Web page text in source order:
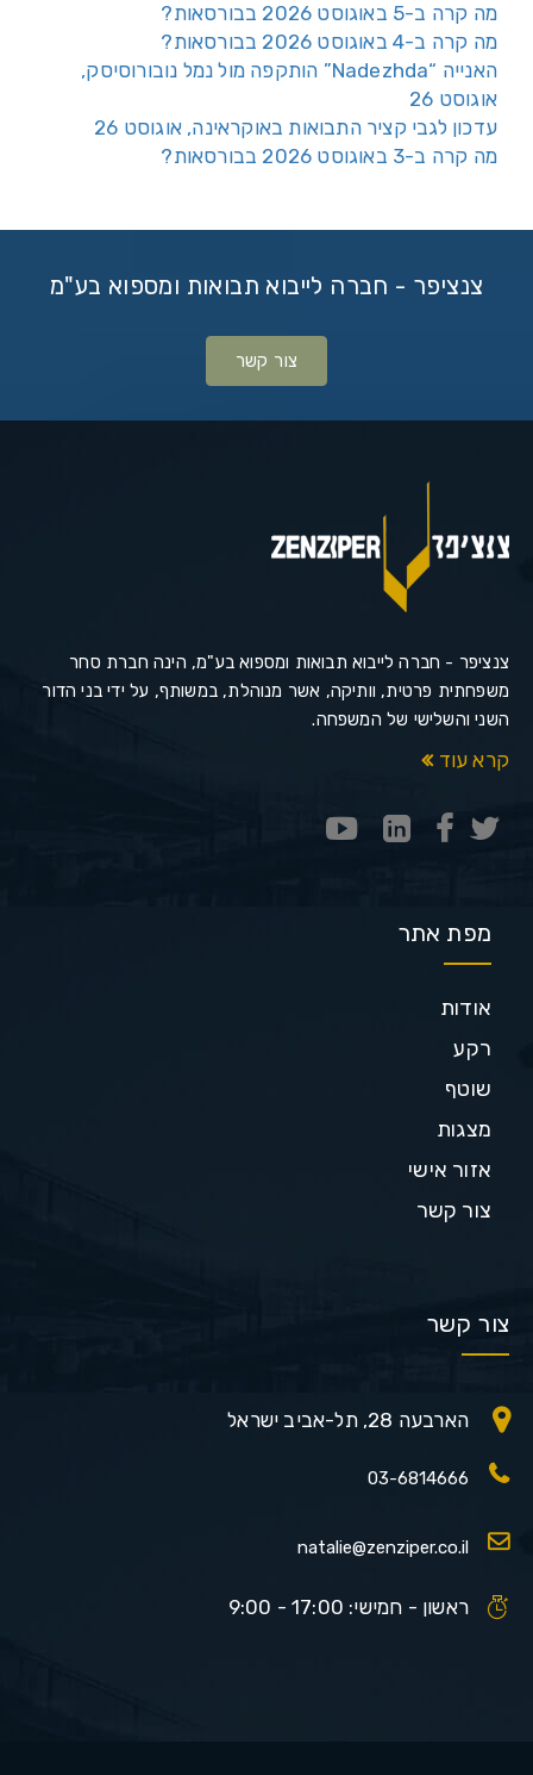
מה קרה ב-5 באוגוסט 2026 בבורסאות?
מה קרה ב-4 באוגוסט 2026 בבורסאות?
האנייה “Nadezhda” הותקפה מול נמל נובורוסיסק,
אוגוסט 26
עדכון לגבי קציר התבואות באוקראינה, אוגוסט 26
מה קרה ב-3 באוגוסט 2026 בבורסאות?
צנציפר - חברה לייבוא תבואות ומספוא בע"מ
צור קשר
צנציפר - חברה לייבוא תבואות ומספוא בע"מ, הינה חברת סחר
משפחתית פרטית, וותיקה, אשר מנוהלת, במשותף, על ידי בני הדור
השני והשלישי של המשפחה.
קרא עוד
מפת אתר
אודות
רקע
שוטף
מצגות
אזור אישי
צור קשר
צור קשר
הארבעה 28, תל-אביב ישראל
03-6814666
natalie@zenziper.co.il
ראשון - חמישי: 17:00 - 9:00